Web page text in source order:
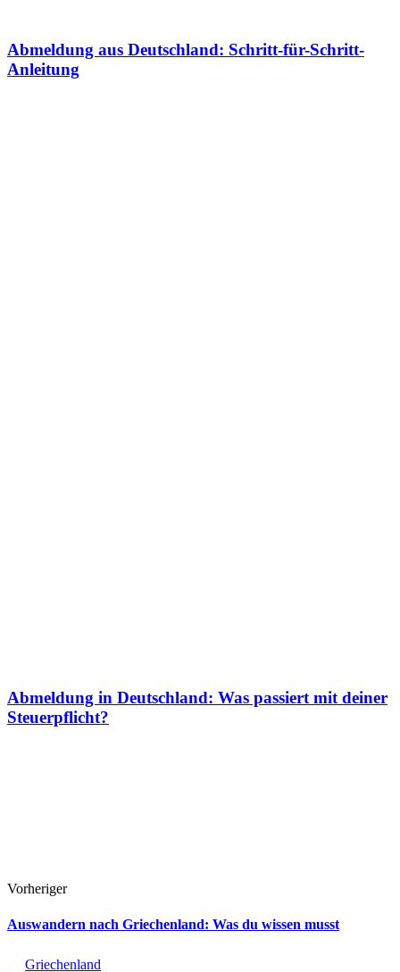
Abmeldung aus Deutschland: Schritt-für-Schritt-
Anleitung
Abmeldung in Deutschland: Was passiert mit deiner
Steuerpflicht?
Vorheriger
Auswandern nach Griechenland: Was du wissen musst
Griechenland